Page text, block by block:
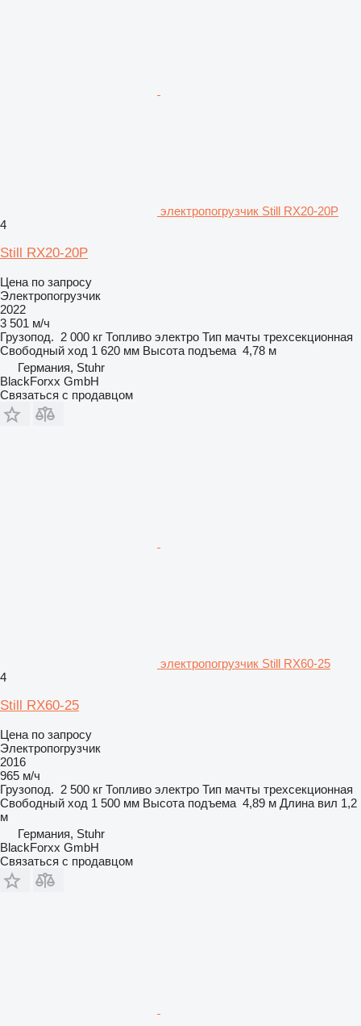
электропогрузчик Still RX20-20P
4
Still RX20-20P
Цена по запросу
Электропогрузчик
2022
3 501 м/ч
Грузопод. 2 000 кг Топливо электро Тип мачты трехсекционная
Свободный ход 1 620 мм Высота подъема 4,78 м
Германия, Stuhr
BlackForxx GmbH
Связаться с продавцом
электропогрузчик Still RX60-25
4
Still RX60-25
Цена по запросу
Электропогрузчик
2016
965 м/ч
Грузопод. 2 500 кг Топливо электро Тип мачты трехсекционная
Свободный ход 1 500 мм Высота подъема 4,89 м Длина вил 1,2
м
Германия, Stuhr
BlackForxx GmbH
Связаться с продавцом